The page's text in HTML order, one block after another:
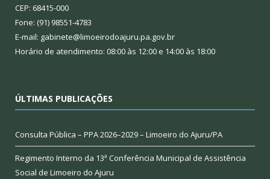
CEP: 68415-000
Fone: (91) 98551-4783
E-mail: gabinete@limoeirodoajuru.pa.gov.br
Horário de atendimento: 08:00 às 12:00 e 14:00 às 18:00
ÚLTIMAS PUBLICAÇÕES
Consulta Pública – PPA 2026–2029 – Limoeiro do Ajuru/PA
Regimento Interno da 13ª Conferência Municipal de Assistência
Social de Limoeiro do Ajuru